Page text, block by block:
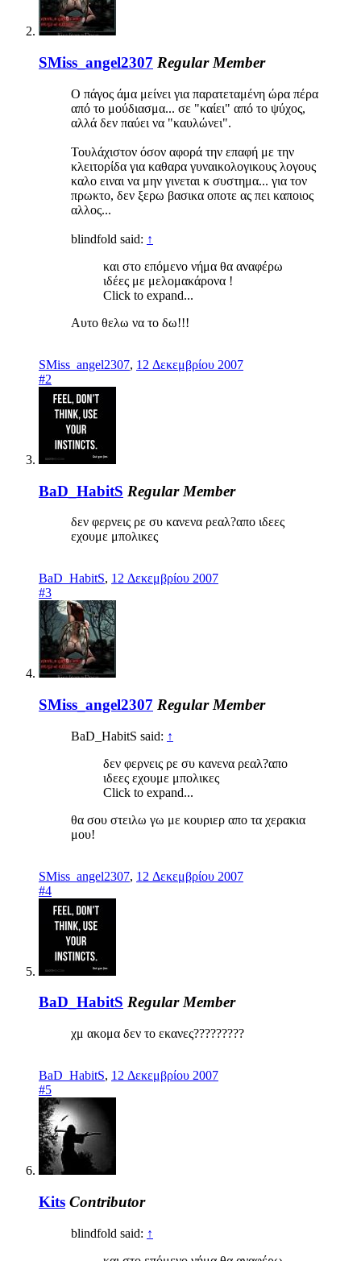
SMiss_angel2307 Regular Member
Ο πάγος άμα μείνει για παρατεταμένη ώρα πέρα
από το μούδιασμα... σε "καίει" από το ψύχος,
αλλά δεν παύει να "καυλώνει".
Τουλάχιστον όσον αφορά την επαφή με την
κλειτορίδα για καθαρα γυναικολογικους λογους
καλο ειναι να μην γινεται κ συστημα... για τον
πρωκτο, δεν ξερω βασικα οποτε ας πει καποιος
αλλος...
blindfold said: ↑
και στο επόμενο νήμα θα αναφέρω
ιδέες με μελομακάρονα !
Click to expand...
Αυτο θελω να το δω!!!
SMiss_angel2307, 12 Δεκεμβρίου 2007
#2
BaD_HabitS Regular Member
δεν φερνεις ρε συ κανενα ρεαλ?απο ιδεες
εχουμε μπολικες
BaD_HabitS, 12 Δεκεμβρίου 2007
#3
SMiss_angel2307 Regular Member
BaD_HabitS said: ↑
δεν φερνεις ρε συ κανενα ρεαλ?απο
ιδεες εχουμε μπολικες
Click to expand...
θα σου στειλω γω με κουριερ απο τα χερακια
μου!
SMiss_angel2307, 12 Δεκεμβρίου 2007
#4
BaD_HabitS Regular Member
χμ ακομα δεν το εκανες?????????
BaD_HabitS, 12 Δεκεμβρίου 2007
#5
Kits Contributor
blindfold said: ↑